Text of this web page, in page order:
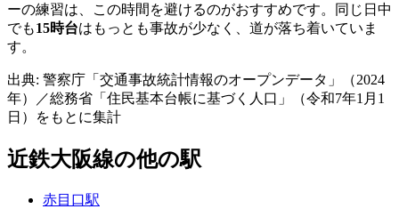
ーの練習は、この時間を避けるのがおすすめです。同じ日中
でも15時台はもっとも事故が少なく、道が落ち着いていま
す。
出典: 警察庁「交通事故統計情報のオープンデータ」（2024
年）／総務省「住民基本台帳に基づく人口」（令和7年1月1
日）をもとに集計
近鉄大阪線の他の駅
赤目口駅